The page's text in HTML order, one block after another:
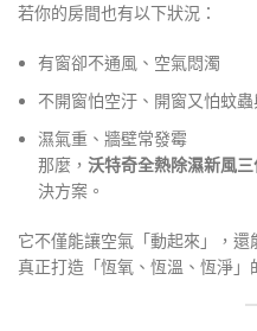
若你的房間也有以下狀況：
有窗卻不通風、空氣悶濁
不開窗怕空汙、開窗又怕蚊
濕氣重、牆壁常發霉
那麼， 沃特奇全熱除濕新風
決方案。
它不僅能讓空氣「動起來」，還
真正打造「恆氧、恆溫、恆淨」